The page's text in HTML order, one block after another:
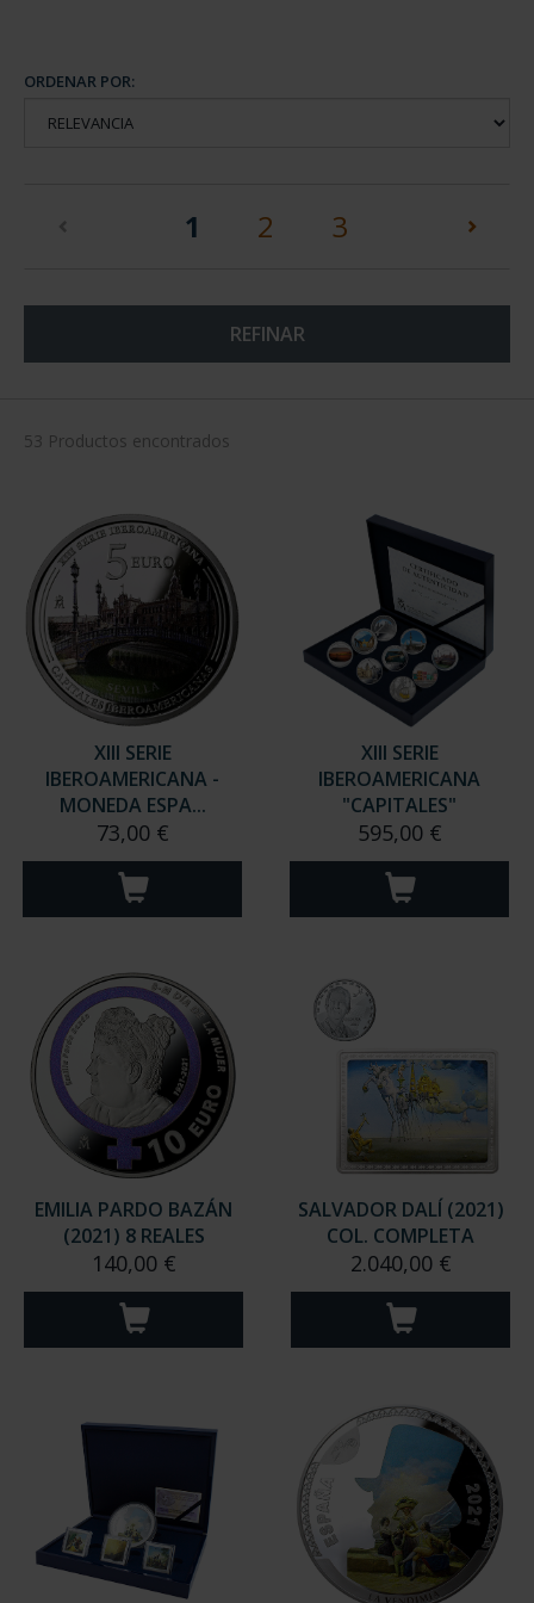
ORDENAR POR:
1 (current)
2 3
REFINAR
53 Productos encontrados
XIII SERIE
IBEROAMERICANA -
MONEDA ESPA...
73,00 €
XIII SERIE
IBEROAMERICANA
"CAPITALES"
595,00 €
EMILIA PARDO BAZÁN
(2021) 8 REALES
140,00 €
SALVADOR DALÍ (2021)
COL. COMPLETA
2.040,00 €